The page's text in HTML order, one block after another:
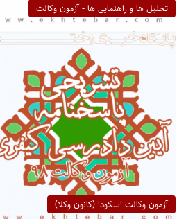
تحلیل ها و راهنمایی ها - آزمون وکالت
آزمون وکالت اسکودا (کانون وکلا)